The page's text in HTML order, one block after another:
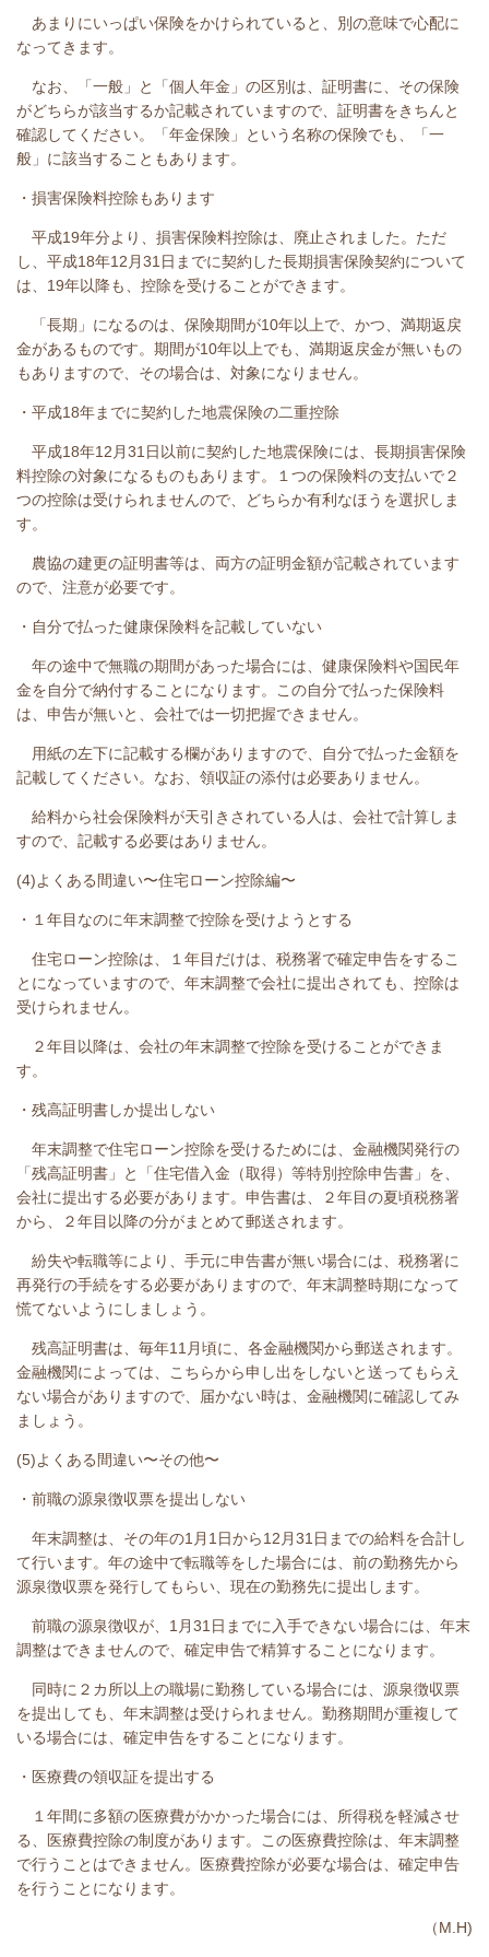
あまりにいっぱい保険をかけられていると、別の意味で心配に
なってきます。
なお、「一般」と「個人年金」の区別は、証明書に、その保険
がどちらが該当するか記載されていますので、証明書をきちんと
確認してください。「年金保険」という名称の保険でも、「一
般」に該当することもあります。
・損害保険料控除もあります
平成19年分より、損害保険料控除は、廃止されました。ただ
し、平成18年12月31日までに契約した長期損害保険契約について
は、19年以降も、控除を受けることができます。
「長期」になるのは、保険期間が10年以上で、かつ、満期返戻
金があるものです。期間が10年以上でも、満期返戻金が無いもの
もありますので、その場合は、対象になりません。
・平成18年までに契約した地震保険の二重控除
平成18年12月31日以前に契約した地震保険には、長期損害保険
料控除の対象になるものもあります。１つの保険料の支払いで２
つの控除は受けられませんので、どちらか有利なほうを選択しま
す。
農協の建更の証明書等は、両方の証明金額が記載されています
ので、注意が必要です。
・自分で払った健康保険料を記載していない
年の途中で無職の期間があった場合には、健康保険料や国民年
金を自分で納付することになります。この自分で払った保険料
は、申告が無いと、会社では一切把握できません。
用紙の左下に記載する欄がありますので、自分で払った金額を
記載してください。なお、領収証の添付は必要ありません。
給料から社会保険料が天引きされている人は、会社で計算しま
すので、記載する必要はありません。
(4)よくある間違い〜住宅ローン控除編〜
・１年目なのに年末調整で控除を受けようとする
住宅ローン控除は、１年目だけは、税務署で確定申告をするこ
とになっていますので、年末調整で会社に提出されても、控除は
受けられません。
２年目以降は、会社の年末調整で控除を受けることができま
す。
・残高証明書しか提出しない
年末調整で住宅ローン控除を受けるためには、金融機関発行の
「残高証明書」と「住宅借入金（取得）等特別控除申告書」を、
会社に提出する必要があります。申告書は、２年目の夏頃税務署
から、２年目以降の分がまとめて郵送されます。
紛失や転職等により、手元に申告書が無い場合には、税務署に
再発行の手続をする必要がありますので、年末調整時期になって
慌てないようにしましょう。
残高証明書は、毎年11月頃に、各金融機関から郵送されます。
金融機関によっては、こちらから申し出をしないと送ってもらえ
ない場合がありますので、届かない時は、金融機関に確認してみ
ましょう。
(5)よくある間違い〜その他〜
・前職の源泉徴収票を提出しない
年末調整は、その年の1月1日から12月31日までの給料を合計し
て行います。年の途中で転職等をした場合には、前の勤務先から
源泉徴収票を発行してもらい、現在の勤務先に提出します。
前職の源泉徴収が、1月31日までに入手できない場合には、年末
調整はできませんので、確定申告で精算することになります。
同時に２カ所以上の職場に勤務している場合には、源泉徴収票
を提出しても、年末調整は受けられません。勤務期間が重複して
いる場合には、確定申告をすることになります。
・医療費の領収証を提出する
１年間に多額の医療費がかかった場合には、所得税を軽減させ
る、医療費控除の制度があります。この医療費控除は、年末調整
で行うことはできません。医療費控除が必要な場合は、確定申告
を行うことになります。
（M.H)